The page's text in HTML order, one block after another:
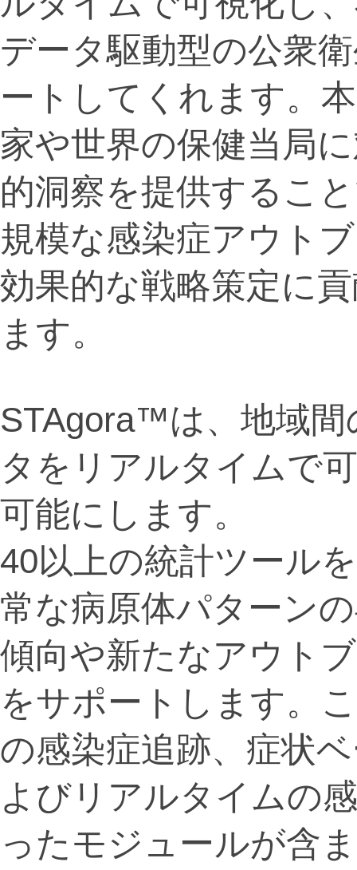
データ駆動型の公衆
ートしてくれます。
家や世界の保健当局
的洞察を提供するこ
規模な感染症アウト
効果的な戦略策定に
ます。
STAgora™は、地域
タをリアルタイムで
可能にします。
40以上の統計ツール
常な病原体パターン
傾向や新たなアウト
をサポートします。
の感染症追跡、症状
よびリアルタイムの
ったモジュールが含